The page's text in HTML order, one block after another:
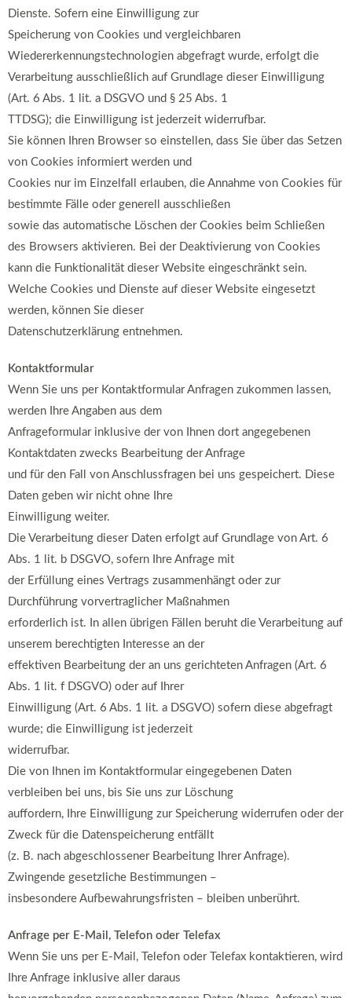
Dienste. Sofern eine Einwilligung zur
Speicherung von Cookies und vergleichbaren
Wiedererkennungstechnologien abgefragt wurde, erfolgt die
Verarbeitung ausschließlich auf Grundlage dieser Einwilligung
(Art. 6 Abs. 1 lit. a DSGVO und § 25 Abs. 1
TTDSG); die Einwilligung ist jederzeit widerrufbar.
Sie können Ihren Browser so einstellen, dass Sie über das Setzen
von Cookies informiert werden und
Cookies nur im Einzelfall erlauben, die Annahme von Cookies für
bestimmte Fälle oder generell ausschließen
sowie das automatische Löschen der Cookies beim Schließen
des Browsers aktivieren. Bei der Deaktivierung von Cookies
kann die Funktionalität dieser Website eingeschränkt sein.
Welche Cookies und Dienste auf dieser Website eingesetzt
werden, können Sie dieser
Datenschutzerklärung entnehmen.
Kontaktformular
Wenn Sie uns per Kontaktformular Anfragen zukommen lassen,
werden Ihre Angaben aus dem
Anfrageformular inklusive der von Ihnen dort angegebenen
Kontaktdaten zwecks Bearbeitung der Anfrage
und für den Fall von Anschlussfragen bei uns gespeichert. Diese
Daten geben wir nicht ohne Ihre
Einwilligung weiter.
Die Verarbeitung dieser Daten erfolgt auf Grundlage von Art. 6
Abs. 1 lit. b DSGVO, sofern Ihre Anfrage mit
der Erfüllung eines Vertrags zusammenhängt oder zur
Durchführung vorvertraglicher Maßnahmen
erforderlich ist. In allen übrigen Fällen beruht die Verarbeitung auf
unserem berechtigten Interesse an der
effektiven Bearbeitung der an uns gerichteten Anfragen (Art. 6
Abs. 1 lit. f DSGVO) oder auf Ihrer
Einwilligung (Art. 6 Abs. 1 lit. a DSGVO) sofern diese abgefragt
wurde; die Einwilligung ist jederzeit
widerrufbar.
Die von Ihnen im Kontaktformular eingegebenen Daten
verbleiben bei uns, bis Sie uns zur Löschung
auffordern, Ihre Einwilligung zur Speicherung widerrufen oder der
Zweck für die Datenspeicherung entfällt
(z. B. nach abgeschlossener Bearbeitung Ihrer Anfrage).
Zwingende gesetzliche Bestimmungen –
insbesondere Aufbewahrungsfristen – bleiben unberührt.
Anfrage per E-Mail, Telefon oder Telefax
Wenn Sie uns per E-Mail, Telefon oder Telefax kontaktieren, wird
Ihre Anfrage inklusive aller daraus